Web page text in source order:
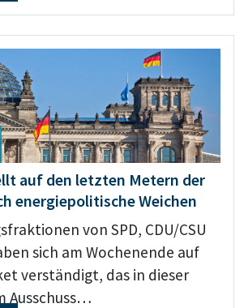
auf den letzten Metern der
energiepolitische Weichen
von SPD, CDU/CSU
sich am Wochenende auf
verständigt, das in dieser
Ausschuss…